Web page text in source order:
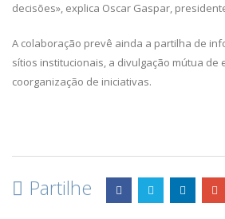
decisões», explica Oscar Gaspar,
A colaboração prevê ainda a partilha de
sítios institucionais, a divulgação mútua de
coorganização de iniciativas.
Partilhe